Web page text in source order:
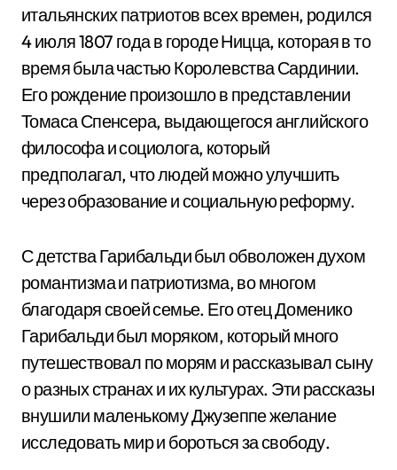
итальянских патриотов всех времен, родился
4 июля 1807 года в городе Ницца, которая в то
время была частью Королевства Сардинии.
Его рождение произошло в представлении
Томаса Спенсера, выдающегося английского
философа и социолога, который
предполагал, что людей можно улучшить
через образование и социальную реформу.
С детства Гарибальди был обволожен духом
романтизма и патриотизма, во многом
благодаря своей семье. Его отец Доменико
Гарибальди был моряком, который много
путешествовал по морям и рассказывал сыну
о разных странах и их культурах. Эти рассказы
внушили маленькому Джузеппе желание
исследовать мир и бороться за свободу.